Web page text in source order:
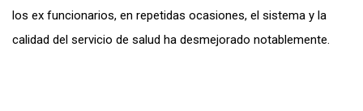
los ex funcionarios, en repetidas ocasiones, el sistema y la
calidad del servicio de salud ha desmejorado notablemente.